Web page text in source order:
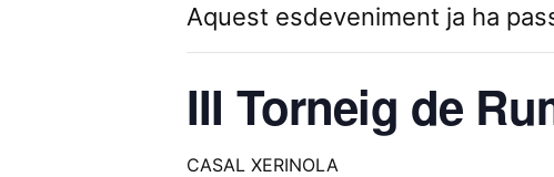
Aquest esdeveniment ja ha
III Torneig de
CASAL XERINOLA